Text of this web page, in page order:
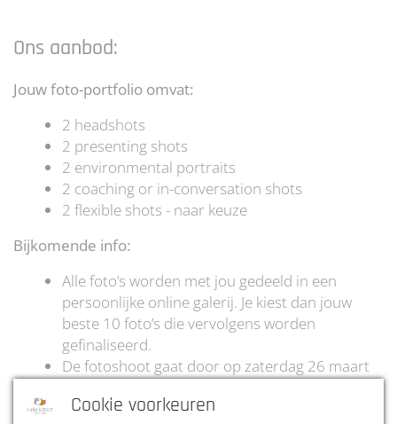
Ons aanbod:
Jouw foto-portfolio omvat:
2 headshots
2 presenting shots
2 environmental portraits
2 coaching or in-conversation shots
2 flexible shots - naar keuze
Bijkomende info:
Alle foto’s worden met jou gedeeld in een
persoonlijke online galerij. Je kiest dan jouw
beste 10 foto’s die vervolgens worden
gefinaliseerd.
De fotoshoot gaat door op zaterdag 26 maart
adres hieronder)
Cookie voorkeuren